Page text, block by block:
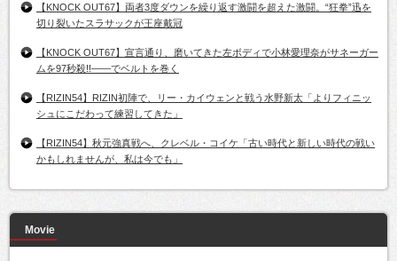
【KNOCK OUT67】両者3度ダウンを繰り返す激闘を超えた激闘。“狂拳”迅を
切り裂いたスラサックが王座戴冠
【KNOCK OUT67】宣言通り、磨いてきた左ボディで小林愛理奈がサネーガー
ムを97秒殺!!――でベルトを巻く
【RIZIN54】RIZIN初陣で、リー・カイウェンと戦う水野新太「よりフィニッ
シュにこだわって練習してきた」
【RIZIN54】秋元強真戦へ、クレベル・コイケ「古い時代と新しい時代の戦い
かもしれませんが、私は今でも」
Movie